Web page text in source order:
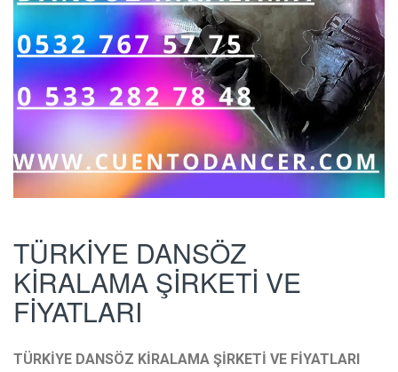
TÜRKİYE DANSÖZ
KİRALAMA ŞİRKETİ VE
FİYATLARI
TÜRKİYE DANSÖZ KİRALAMA ŞİRKETİ VE FİYATLARI